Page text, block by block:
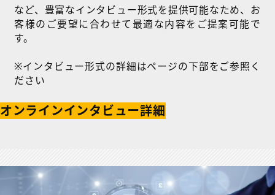
など、豊富なインタビュー形式を提供可能なため、お
客様のご要望に合わせて最適な内容をご提案可能で
す。
※インタビュー形式の詳細はページの下部をご参照く
ださい
オンラインインタビュー詳細